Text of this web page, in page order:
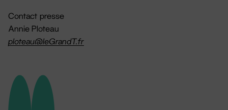
Contact presse
Annie Ploteau
ploteau@leGrandT.fr